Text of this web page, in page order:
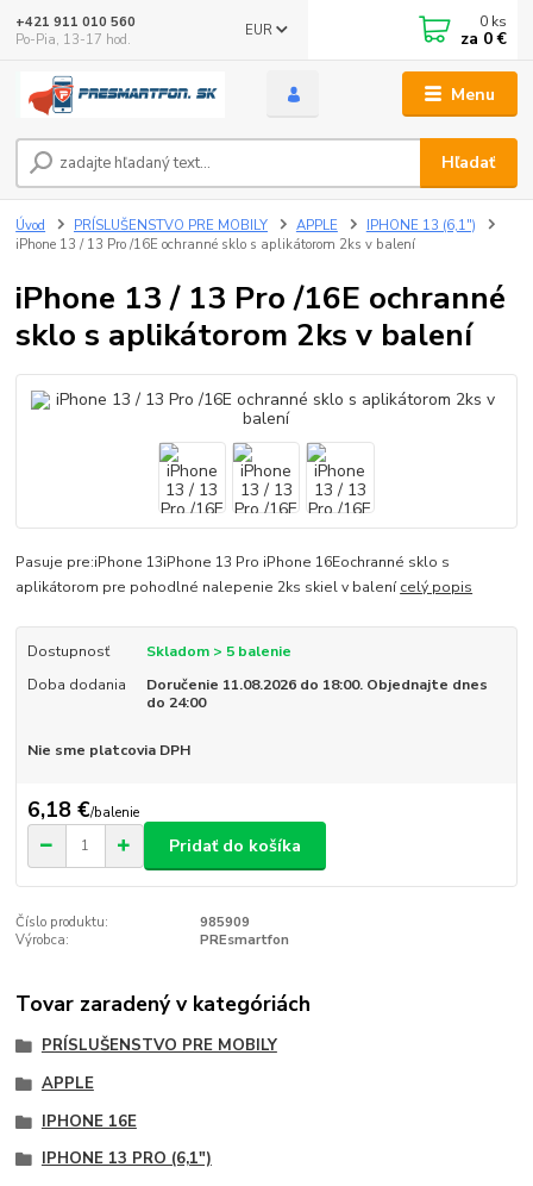
Menu
EUR
Hľadať
+421 911 010 560
Po-Pia, 13-17 hod.
0 ks
za 0 €
Úvod PRÍSLUŠENSTVO PRE MOBILY APPLE
IPHONE 13 (6,1")
iPhone 13 / 13 Pro /16E ochranné sklo s aplikátorom 2ks v balení
iPhone 13 / 13 Pro /16E ochranné
sklo s aplikátorom 2ks v balení
Pasuje pre:iPhone 13iPhone 13 Pro iPhone 16Eochranné sklo s
aplikátorom pre pohodlné nalepenie 2ks skiel v balenícelý popis
Dostupnosť
Skladom > 5 balenie
Doba dodania
Doručenie 11.08.2026 do 18:00. Objednajte dnes
do 24:00
Nie sme platcovia DPH
6,18 €/balenie
Pridať do košíka
Číslo produktu:
985909
Výrobca:
PREsmartfon
Tovar zaradený v kategóriách
PRÍSLUŠENSTVO PRE MOBILY
APPLE
IPHONE 16E
IPHONE 13 PRO (6,1")